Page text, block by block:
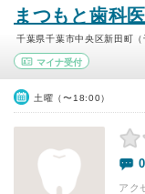
まつもと歯科
千葉県千葉市中央区新田町
マイナ受付
土曜（〜18:00）
アク